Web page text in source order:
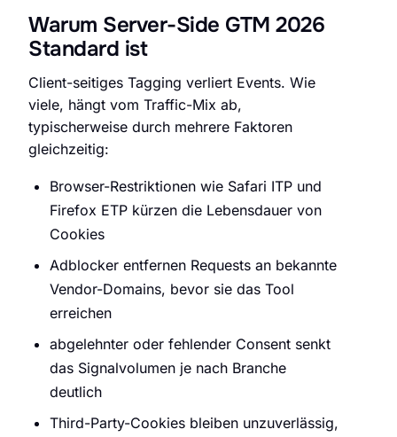
Warum Server-Side GTM 2026
Standard ist
Client-seitiges Tagging verliert Events. Wie
viele, hängt vom Traffic-Mix ab,
typischerweise durch mehrere Faktoren
gleichzeitig:
Browser-Restriktionen wie Safari ITP und
Firefox ETP kürzen die Lebensdauer von
Cookies
Adblocker entfernen Requests an bekannte
Vendor-Domains, bevor sie das Tool
erreichen
abgelehnter oder fehlender Consent senkt
das Signalvolumen je nach Branche
deutlich
Third-Party-Cookies bleiben unzuverlässig,